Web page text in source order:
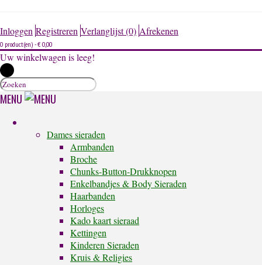
Inloggen Registreren Verlanglijst (0) Afrekenen
0 product(en) - € 0,00
Uw winkelwagen is leeg!
MENU
Dames sieraden
Armbanden
Broche
Chunks-Button-Drukknopen
Enkelbandjes & Body Sieraden
Haarbanden
Horloges
Kado kaart sieraad
Kettingen
Kinderen Sieraden
Kruis & Religies